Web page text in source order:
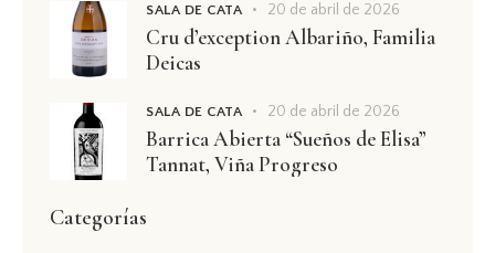
SALA DE CATA 20 de abril de 2026
Cru d’exception Albariño, Familia
Deicas
SALA DE CATA 20 de abril de 2026
Barrica Abierta “Sueños de Elisa”
Tannat, Viña Progreso
Categorías